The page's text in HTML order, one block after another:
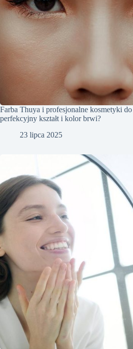
Farba Thuya i profesjonalne kosmetyki
perfekcyjny kształt i kolor brwi?
23 lipca 2025